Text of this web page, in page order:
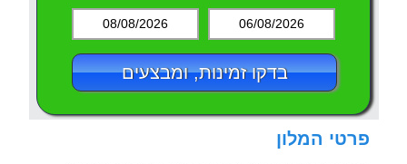
08/08/2026 06/08/2026
בדקו זמינות, ומבצעים
פרטי המלון